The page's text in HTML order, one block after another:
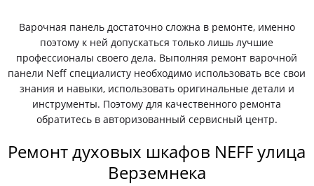
Варочная панель достаточно сложна в ремонте, именно
поэтому к ней допускаться только лишь лучшие
профессионалы своего дела. Выполняя ремонт варочной
панели Neff специалисту необходимо использовать все свои
знания и навыки, использовать оригинальные детали и
инструменты. Поэтому для качественного ремонта
обратитесь в авторизованный сервисный центр.
Ремонт духовых шкафов NEFF улица
Верземнека